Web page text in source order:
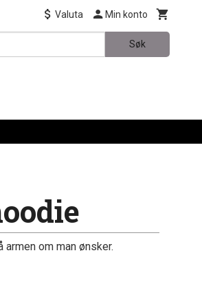
Valuta Min konto
Søk
om man ønsker.